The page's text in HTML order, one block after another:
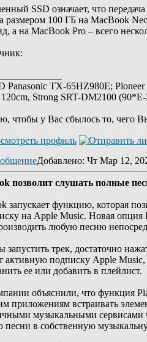
SSD означает, что
размером 100 ГБ на MacBook
а на MacBook Pro – всего
Panasonic TX-65HZ980E;
Strong SRT-DM2100
чтобы у Вас сбылось то, чего
Добавлено: Чт Мар 12,
позволит слушать полные
запускает функцию, которая
на Apple Music. Новая опция
любую песню
запустить трек, достаточно
активную подписку Apple
ее или добавить в плейлист.
объяснили, что функция
приложениям встраивать
музыкальными сервисами
песни в собственную